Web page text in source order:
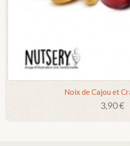
Noix de Cajou et
3,90 €